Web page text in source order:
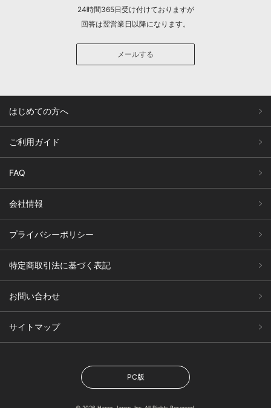
24時間365日受け付けておりますが
回答は翌営業日以降になります。
メールする
はじめての方へ
ご利用ガイド
FAQ
会社情報
プライバシーポリシー
特定商取引法に基づく表記
お問い合わせ
サイトマップ
PC版